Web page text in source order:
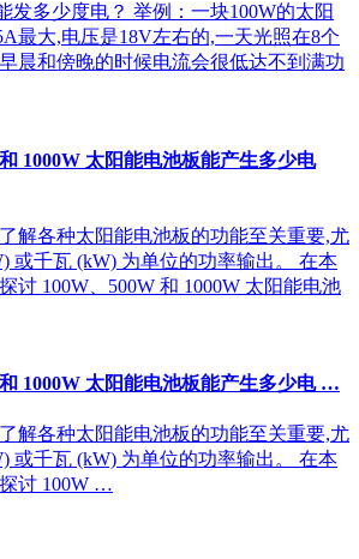
发多少度电？ 举例：一块100W的太阳
最大,电压是18V左右的,一天光照在8个
晨和傍晚的时候电流会很低达不到满功
1000W 太阳能电池板能产生多少电
解各种太阳能电池板的功能至关重要,尤
或千瓦 (kW) 为单位的功率输出。 在本
讨 100W、500W 和 1000W 太阳能电池
1000W 太阳能电池板能产生多少电 …
解各种太阳能电池板的功能至关重要,尤
或千瓦 (kW) 为单位的功率输出。 在本
讨 100W …